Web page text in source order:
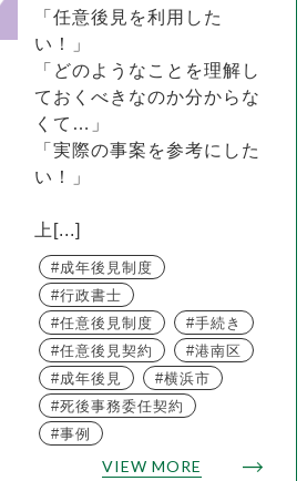
「任意後見を利用した
い！」
「どのようなことを理解し
ておくべきなのか分からな
くて…」
「実際の事案を参考にした
い！」
上[...]
成年後見制度
行政書士
任意後見制度
手続き
任意後見契約
港南区
成年後見
横浜市
死後事務委任契約
事例
VIEW MORE